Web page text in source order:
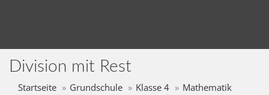
Division mit Rest
Startseite Grundschule Klasse 4
Mathematik